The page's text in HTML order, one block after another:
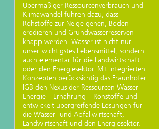
Übermäßiger Ressourcenverbrauch und
Klimawandel führen dazu, dass
Rohstoffe zur Neige gehen, Böden
erodieren und Grundwasserreserven
knapp werden. Wasser ist nicht nur
unser wichtigstes Lebensmittel, sondern
auch elementar für die Landwirtschaft
oder den Energiesektor. Mit integrierten
Konzepten berücksichtig das Fraunhofer
IGB den Nexus der Ressourcen Wasser –
Energie – Ernährung – Rohstoffe und
entwickelt übergreifende Lösungen für
die Wasser- und Abfallwirtschaft,
Landwirtschaft und den Energiesektor.